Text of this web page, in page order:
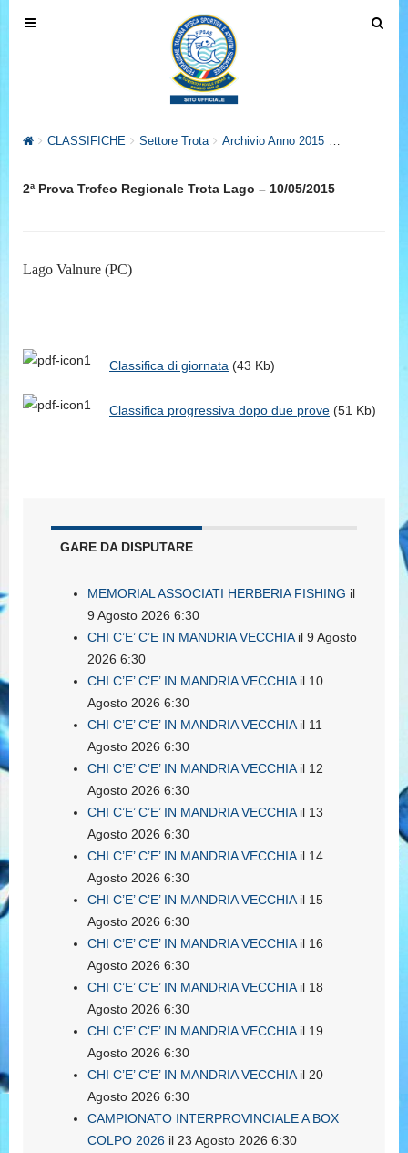
T
v
a
n
T
CLASSIFICHE Settore Trota Archivio Anno 2015 Trofeo
2ª Prova Trofeo Regionale Trota Lago – 10/05/2015
Lago Valnure (PC)
Classifica di giornata (43 Kb)
Classifica progressiva dopo due prove (51 Kb)
GARE DA DISPUTARE
MEMORIAL ASSOCIATI HERBERIA FISHING il
9 Agosto 2026 6:30
CHI C’E’ C’E IN MANDRIA VECCHIAil 9 Agosto
2026 6:30
CHI C’E’ C’E’ IN MANDRIA VECCHIAil 10
Agosto 2026 6:30
CHI C’E’ C’E’ IN MANDRIA VECCHIAil 11
Agosto 2026 6:30
CHI C’E’ C’E’ IN MANDRIA VECCHIAil 12
Agosto 2026 6:30
CHI C’E’ C’E’ IN MANDRIA VECCHIAil 13
Agosto 2026 6:30
CHI C’E’ C’E’ IN MANDRIA VECCHIAil 14
Agosto 2026 6:30
CHI C’E’ C’E’ IN MANDRIA VECCHIAil 15
Agosto 2026 6:30
CHI C’E’ C’E’ IN MANDRIA VECCHIAil 16
Agosto 2026 6:30
CHI C’E’ C’E’ IN MANDRIA VECCHIAil 18
Agosto 2026 6:30
CHI C’E’ C’E’ IN MANDRIA VECCHIAil 19
Agosto 2026 6:30
CHI C’E’ C’E’ IN MANDRIA VECCHIAil 20
Agosto 2026 6:30
CAMPIONATO INTERPROVINCIALE A BOX
COLPO 2026 il 23 Agosto 2026 6:30